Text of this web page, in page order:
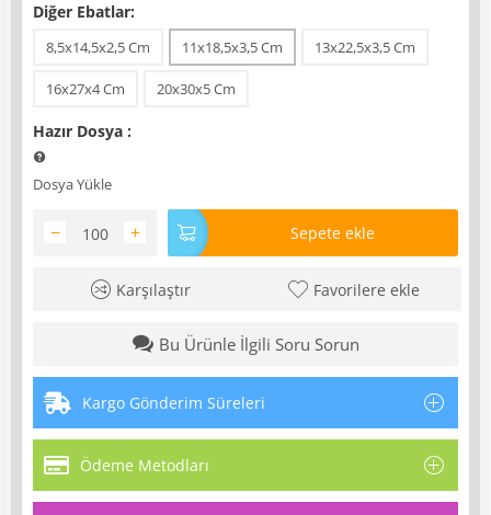
Diğer Ebatlar:
8,5x14,5x2,5 Cm 11x18,5x3,5 Cm 13x22,5x3,5 Cm
16x27x4 Cm 20x30x5 Cm
Hazır Dosya :
Dosya Yükle
+
− Sepete ekle
Karşılaştır Favorilere ekle
Bu Ürünle İlgili Soru Sorun
Kargo Gönderim Süreleri
Ödeme Metodları